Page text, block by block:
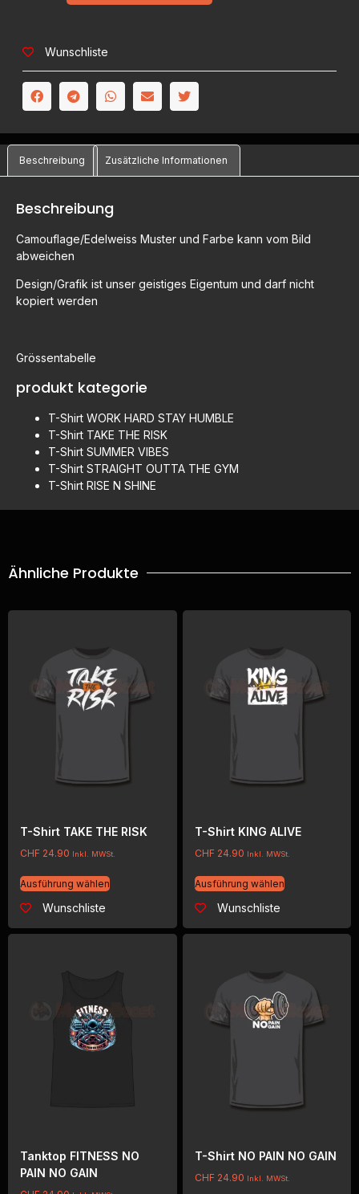
Wunschliste
Beschreibung Zusätzliche Informationen
Beschreibung
Camouflage/Edelweiss Muster und Farbe kann vom Bild
abweichen
Design/Grafik ist unser geistiges Eigentum und darf nicht
kopiert werden
Grössentabelle
produkt kategorie
T-Shirt WORK HARD STAY HUMBLE
T-Shirt TAKE THE RISK
T-Shirt SUMMER VIBES
T-Shirt STRAIGHT OUTTA THE GYM
T-Shirt RISE N SHINE
Ähnliche Produkte
T-Shirt TAKE THE RISK
CHF 24.90 Inkl. MWSt.
Ausführung wählen
Wunschliste
T-Shirt KING ALIVE
CHF 24.90 Inkl. MWSt.
Ausführung wählen
Wunschliste
Tanktop FITNESS NO
PAIN NO GAIN
T-Shirt NO PAIN NO GAIN
CHF 24.90 Inkl. MWSt.